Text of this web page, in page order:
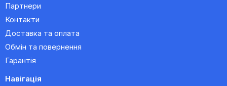
Партнери
Контакти
Доставка та оплата
Обмін та повернення
Гарантія
Навігація